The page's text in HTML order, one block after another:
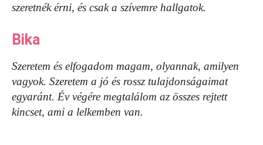
szeretnék érni, és csak a szívemre hallgatok.
Bika
Szeretem és elfogadom magam, olyannak, amilyen
vagyok. Szeretem a jó és rossz tulajdonságaimat
egyaránt. Év végére megtalálom az összes rejtett
kincset, ami a lelkemben van.